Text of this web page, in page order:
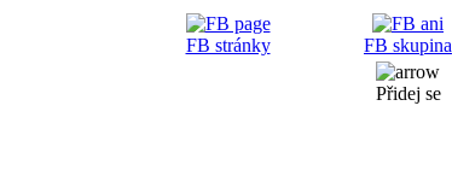
FB stránky FB skupina
Přidej se